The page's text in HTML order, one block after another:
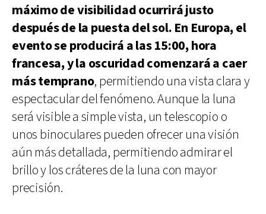
máximo de visibilidad ocurrirá justo
después de la puesta del sol. En Europa, el
evento se producirá a las 15:00, hora
francesa, y la oscuridad comenzará a caer
más temprano, permitiendo una vista clara y
espectacular del fenómeno. Aunque la luna
será visible a simple vista, un telescopio o
unos binoculares pueden ofrecer una visión
aún más detallada, permitiendo admirar el
brillo y los cráteres de la luna con mayor
precisión.